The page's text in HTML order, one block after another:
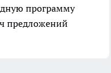
программу
предложений